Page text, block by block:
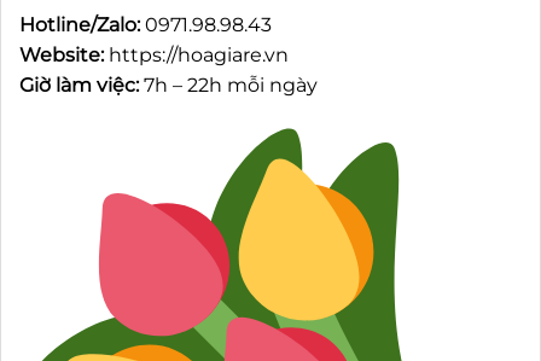
Hotline/Zalo:0971.98.98.43
Website: https://hoagiare.vn
Giờ làm việc:7h – 22h mỗi ngày